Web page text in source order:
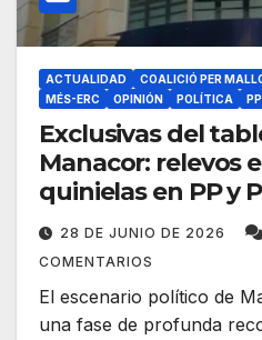
ACTUALIDAD COALICIÓ PER
MÉS-ERC
OPINIÓN POLÍTICA PP
Exclusivas del
Manacor: relevos
quinielas en PP y
28 DE JUNIO DE 2026
COMENTARIOS
El escenario político de
una fase de profunda